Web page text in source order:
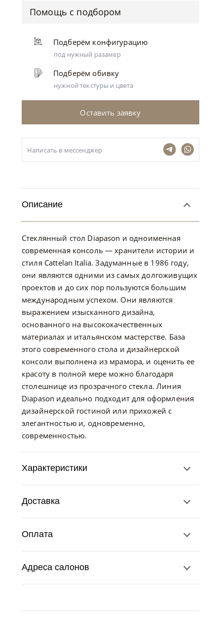
Помощь с подбором
Подберём конфигурацию
под нужный разамер
Подберём обивку
нужной текстуры и цвета
Оставить заявку
Написать в мессенджер
Описание
Стеклянный стол Diapason и одноименная
современная консоль — хранители истории и
стиля Cattelan Italia. Задуманные в 1986 году,
они являются одними из самых долгоживущих
проектов и до сих пор пользуются большим
международным успехом. Они являются
выражением изысканного дизайна,
основанного на высококачественных
материалах и итальянском мастерстве. База
этого современного стола и дизайнерской
консоли выполнена из мрамора, и оценить ее
красоту в полной мере можно благодаря
столешнице из прозрачного стекла. Линия
Diapason идеально подходит для оформления
дизайнерской гостиной или прихожей с
элегантностью и, одновременно,
современностью.
Характеристики
Доставка
Оплата
Адреса салонов